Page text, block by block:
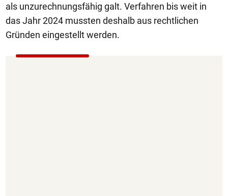
als unzurechnungsfähig galt. Verfahren bis weit in
das Jahr 2024 mussten deshalb aus rechtlichen
Gründen eingestellt werden.